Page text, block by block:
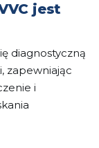
jest
diagnostyczną
zapewniając
i